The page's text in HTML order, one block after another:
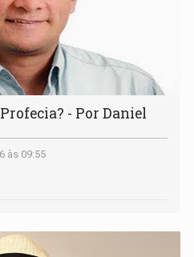
- Por Daniel
às 09:55